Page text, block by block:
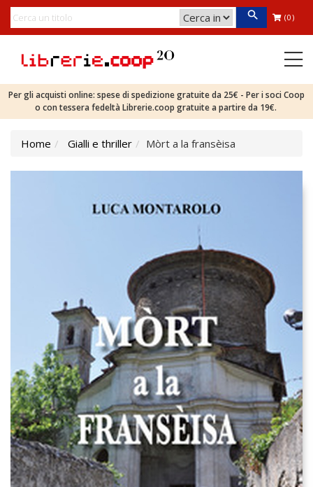
(0)
Per gli acquisti online: spese di spedizione gratuite da 25€ - Per i soci Coop
o con tessera fedeltà Librerie.coop gratuite a partire da 19€.
Home Gialli e thriller Mòrt a la fransèisa